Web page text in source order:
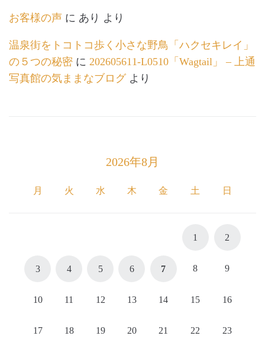
お客様の声 に あり より
温泉街をトコトコ歩く小さな野鳥「ハクセキレイ」
の５つの秘密 に 202605611-L0510「Wagtail」 – 上通
写真館の気ままなブログより
2026年8月
月 火 水 木 金 土 日
1 2
3 4 5 6 7 8 9
10 11 12 13 14 15 16
17 18 19 20 21 22 23